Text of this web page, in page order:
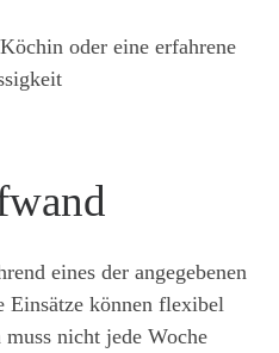
oder eine erfahrene
eines der angegebenen
Einsätze können flexibel
nicht jede Woche